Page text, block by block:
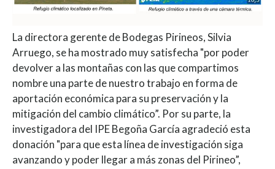
La directora gerente de Bodegas Pirineos, Silvia
Arruego, se ha mostrado muy satisfecha "por poder
devolver a las montañas con las que compartimos
nombre una parte de nuestro trabajo en forma de
aportación económica para su preservación y la
mitigación del cambio climático”. Por su parte, la
investigadora del IPE Begoña García agradeció esta
donación "para que esta línea de investigación siga
avanzando y poder llegar a más zonas del Pirineo”,